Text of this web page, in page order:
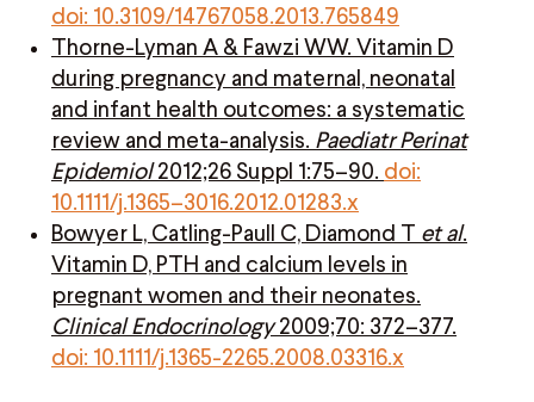
doi: 10.3109/14767058.2013.765849
Thorne-Lyman A & Fawzi WW. Vitamin D
during pregnancy and maternal, neonatal
and infant health outcomes: a systematic
review and meta-analysis. Paediatr Perinat
Epidemiol2012;26 Suppl 1:75–90. doi:
10.1111/j.1365–3016.2012.01283.x
Bowyer L, Catling-Paull C, Diamond T et al.
Vitamin D, PTH and calcium levels in
pregnant women and their neonates.
Clinical Endocrinology2009;70: 372–377.
doi: 10.1111/j.1365-2265.2008.03316.x